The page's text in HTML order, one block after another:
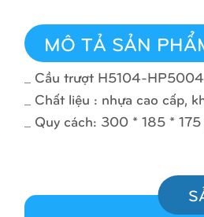
MÔ TẢ SẢN
_ Cầu trượt H5104-HP5004
_ Chất liệu : nhựa cao cấp,
_ Quy cách: 300 * 185 *